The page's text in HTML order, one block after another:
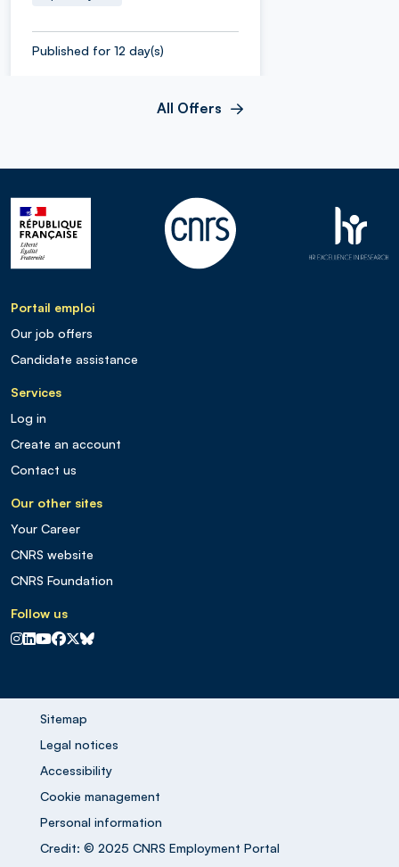
Published for 12 day(s)
All Offers
Portail emploi
Our job offers
Candidate assistance
Services
Log in
Create an account
Contact us
Our other sites
Your Career
CNRS website
CNRS Foundation
Follow us
CNRS sur Instagram
CNRS sur Linkedin
CNRS sur Youtube
CNRS sur Facebook
CNRS sur X
CNRS sur Blus sky
Sitemap
Legal notices
Accessibility
Cookie management
Personal information
Credit: © 2025 CNRS Employment Portal